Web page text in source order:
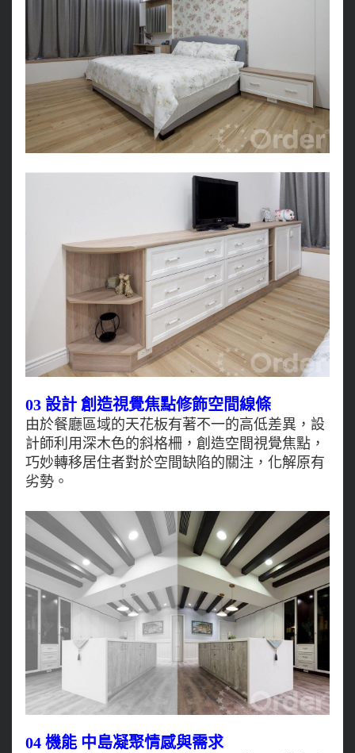
03 設計 創造視覺焦點修飾空間線條
由於餐廳區域的天花板有著不一的高低差異，設
計師利用深木色的斜格柵，創造空間視覺焦點，
巧妙轉移居住者對於空間缺陷的關注，化解原有
劣勢。
04 機能 中島凝聚情感與需求